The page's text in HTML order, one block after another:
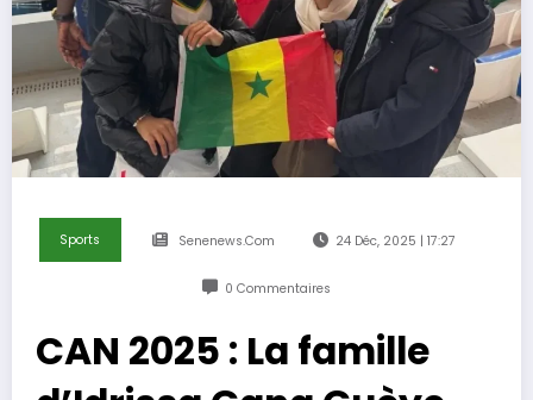
Sports Senenews.com 24 Déc, 2025 | 17:27
0 Commentaires
CAN 2025 : La famille